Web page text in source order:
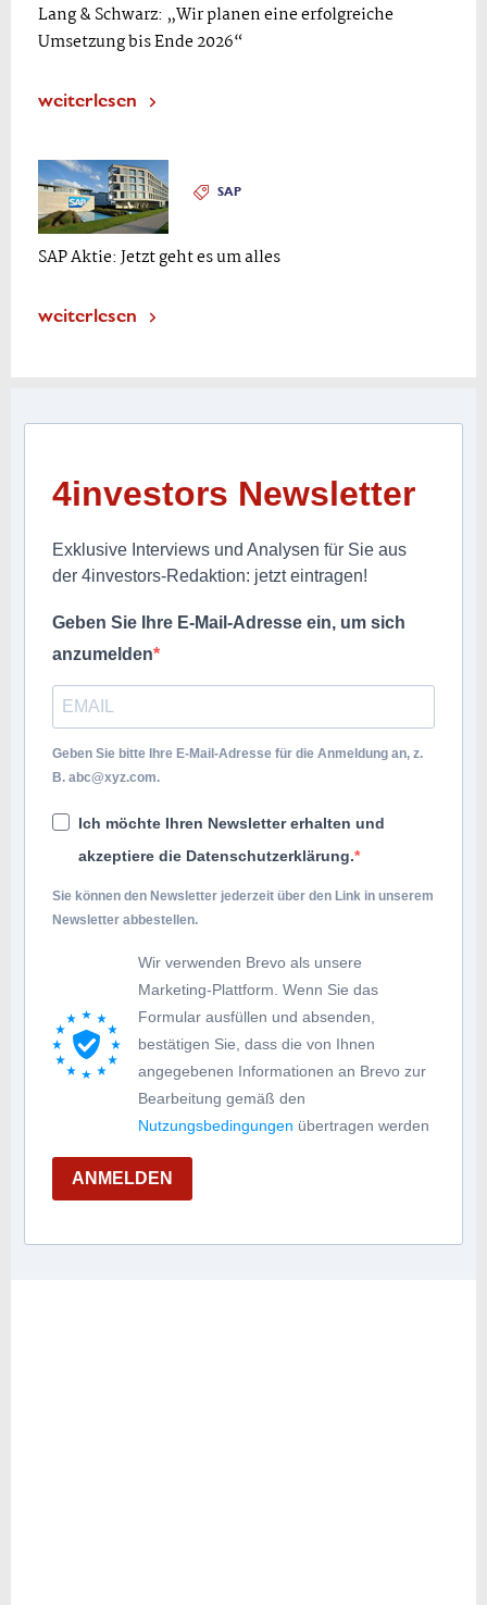
Lang & Schwarz: „Wir planen eine erfolgreiche
Umsetzung bis Ende 2026“
weiterlesen
SAP
SAP Aktie: Jetzt geht es um alles
weiterlesen
4investors Newsletter
Exklusive Interviews und Analysen für Sie aus
der 4investors-Redaktion: jetzt eintragen!
Geben Sie Ihre E-Mail-Adresse ein, um sich
anzumelden
Geben Sie bitte Ihre E-Mail-Adresse für die Anmeldung an, z.
B. abc@xyz.com.
Ich möchte Ihren Newsletter erhalten und
akzeptiere die Datenschutzerklärung.
Sie können den Newsletter jederzeit über den Link in unserem
Newsletter abbestellen.
Wir verwenden Brevo als unsere
Marketing-Plattform. Wenn Sie das
Formular ausfüllen und absenden,
bestätigen Sie, dass die von Ihnen
angegebenen Informationen an Brevo zur
Bearbeitung gemäß den
Nutzungsbedingungen übertragen werden
ANMELDEN